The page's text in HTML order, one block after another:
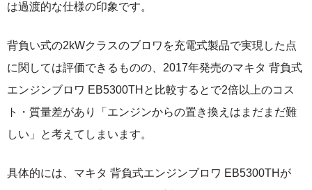
は過渡的な仕様の印象です。
背負い式の2kWクラスのブロワを充電式製品で実現した点
に関しては評価できるものの、2017年発売のマキタ 背負式
エンジンブロワ EB5300THと比較するとで2倍以上のコス
ト・質量差があり「エンジンからの置き換えはまだまだ難
しい」と考えてしまいます。
具体的には、マキタ 背負式エンジンブロワ EB5300THが